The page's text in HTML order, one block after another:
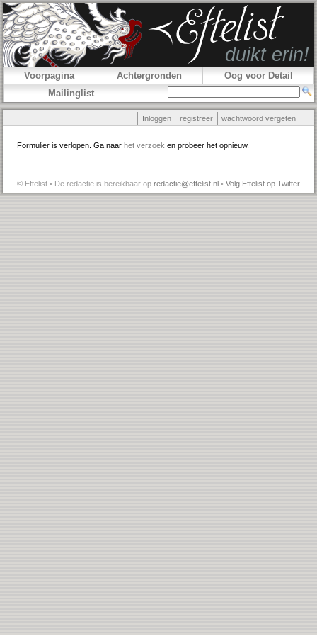
Voorpagina Achtergronden
Oog voor Detail
Mailinglist
Inloggen registreer wachtwoord vergeten
Formulier is verlopen. Ga naar het verzoek en probeer het opnieuw.
© Eftelist • De redactie is bereikbaar op redactie@eftelist.nl • Volg Eftelist op Twitter